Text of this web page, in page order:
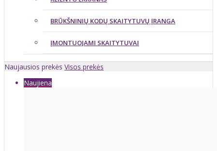
BRŪKŠNINIŲ KODŲ SKAITYTUVŲ ĮRANGA
ĮMONTUOJAMI SKAITYTUVAI
Naujausios prekės Visos prekės
Naujiena